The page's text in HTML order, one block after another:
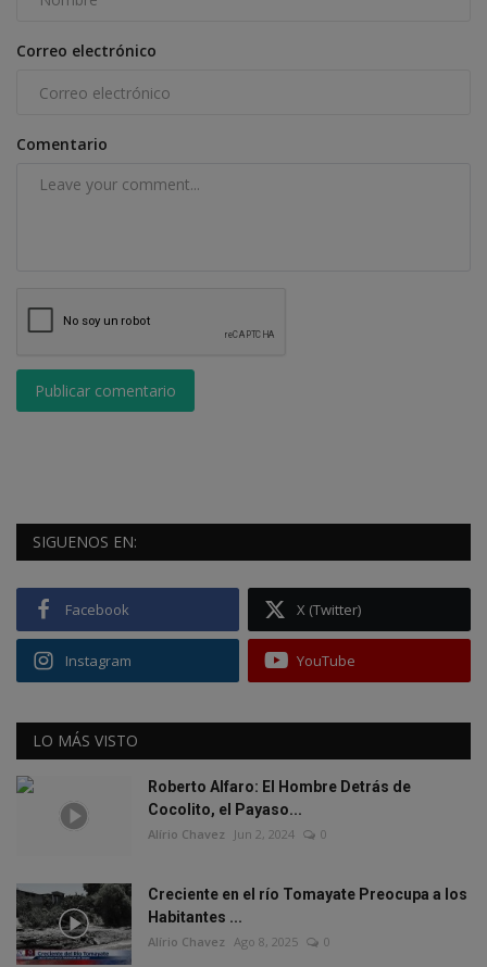
Correo electrónico
Comentario
Publicar comentario
SIGUENOS EN:
Facebook X (Twitter)
Instagram YouTube
LO MÁS VISTO
Roberto Alfaro: El Hombre Detrás de
Cocolito, el Payaso...
Alírio Chavez Jun 2, 2024 0
Creciente en el río Tomayate Preocupa a los
Habitantes ...
Alírio Chavez Ago 8, 2025 0